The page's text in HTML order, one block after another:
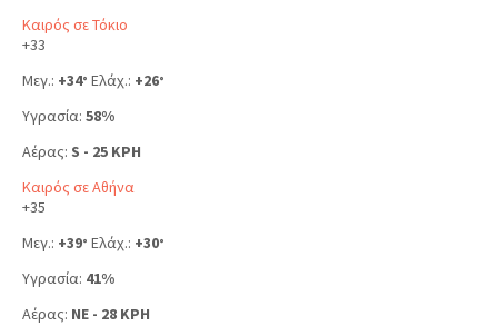
Καιρός σε Τόκιο
+33
Μεγ.: +34° Ελάχ.: +26°
Υγρασία: 58%
Αέρας: S - 25 KPH
Καιρός σε Αθήνα
+35
Μεγ.: +39° Ελάχ.: +30°
Υγρασία: 41%
Αέρας: NE - 28 KPH